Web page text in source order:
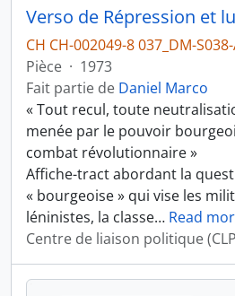
CH CH-002049-8 037_DM-
Pièce · 1973
Fait partie de Daniel Marco
« Tout recul, toute
menée par le pouvoir
combat révolutionnaire »
Affiche-tract abordant la
« bourgeoise » qui vise les
léninistes, la classe… Read
Centre de liaison politique